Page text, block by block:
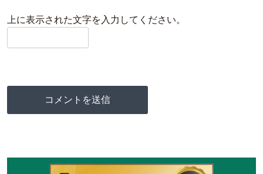
上に表示された文字を入力してください。